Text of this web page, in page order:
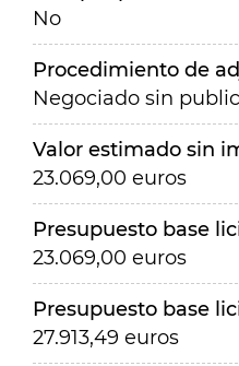
No
Procedimiento de
Negociado sin
Valor estimado sin
23.069,00 euros
Presupuesto base
23.069,00 euros
Presupuesto base
27.913,49 euros